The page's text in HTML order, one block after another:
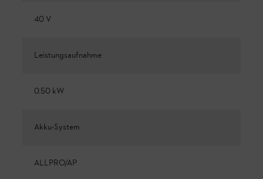
40 V
Leistungsaufnahme
0.50 kW
Akku-System
ALLPRO/AP